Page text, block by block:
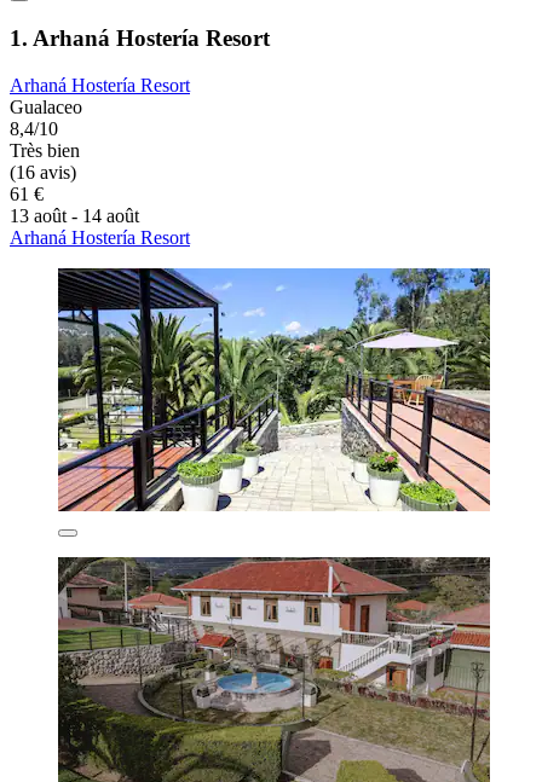
1. Arhaná Hostería Resort
Arhaná Hostería Resort
Gualaceo
8,4/10
Très bien
(16 avis)
61 €
13 août - 14 août
Arhaná Hostería Resort